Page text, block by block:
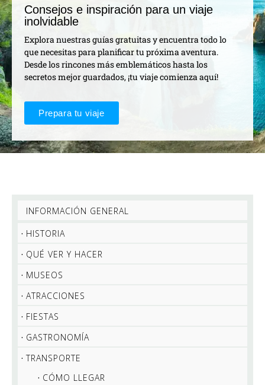
Consejos e inspiración para un viaje
inolvidable
Explora nuestras guías gratuitas y encuentra todo lo
que necesitas para planificar tu próxima aventura.
Desde los rincones más emblemáticos hasta los
secretos mejor guardados, ¡tu viaje comienza aquí!
Prepara tu viaje
INFORMACIÓN GENERAL
HISTORIA
QUÉ VER Y HACER
MUSEOS
ATRACCIONES
FIESTAS
GASTRONOMÍA
TRANSPORTE
CÓMO LLEGAR